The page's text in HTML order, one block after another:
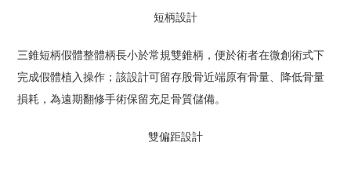
短柄設計
三錐短柄假體整體柄長小於常規雙錐柄，便於術者在微創術式下
完成假體植入操作；該設計可留存股骨近端原有骨量、降低骨量
損耗，為遠期翻修手術保留充足骨質儲備。
雙偏距設計